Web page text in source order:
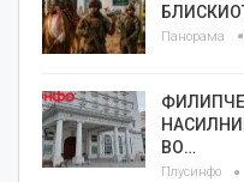
Панорама
ФИЛИПЧЕ
ВО…
Плусинфо